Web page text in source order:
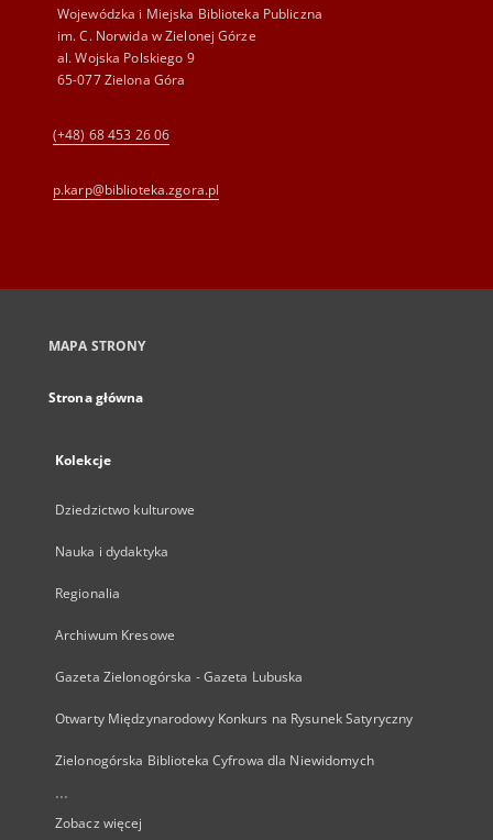
Wojewódzka i Miejska Biblioteka Publiczna
im. C. Norwida w Zielonej Górze
al. Wojska Polskiego 9
65-077 Zielona Góra
(+48) 68 453 26 06
p.karp@biblioteka.zgora.pl
MAPA STRONY
Strona główna
Kolekcje
Dziedzictwo kulturowe
Nauka i dydaktyka
Regionalia
Archiwum Kresowe
Gazeta Zielonogórska - Gazeta Lubuska
Otwarty Międzynarodowy Konkurs na Rysunek Satyryczny
Zielonogórska Biblioteka Cyfrowa dla Niewidomych
...
Zobacz więcej